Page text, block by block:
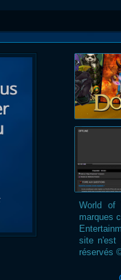
World of
marques
site n'est
réservés